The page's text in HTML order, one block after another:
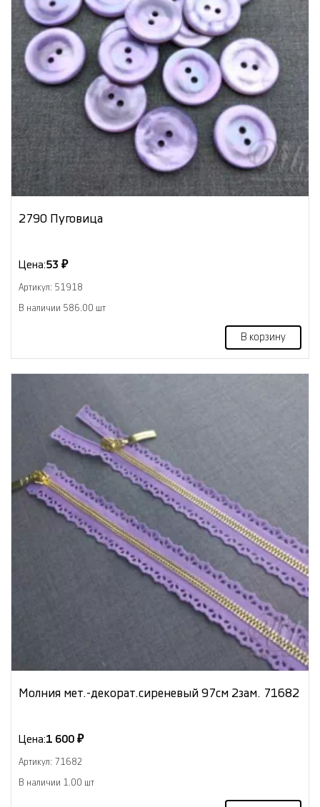
2790 Пуговица
Цена:53 ₽
Артикул: 51918
В наличии 586.00 шт
В корзину
Молния мет.-декорат.сиреневый 97см 2зам. 71682
Цена:1 600 ₽
Артикул: 71682
В наличии 1.00 шт